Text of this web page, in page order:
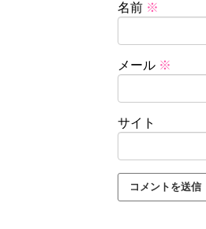
名前 ※
メール ※
サイト